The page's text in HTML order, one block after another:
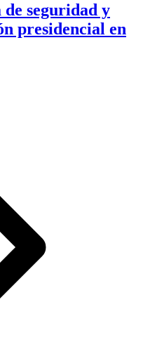
de seguridad y
presidencial en